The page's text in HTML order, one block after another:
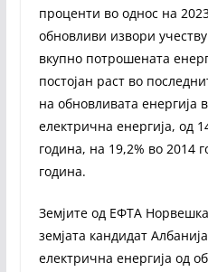
проценти во однос на
обновливи извори
вкупно потрошената
постојан раст во
на обновливата енергија
електрична енергија, од
година, на 19,2% во 2014
година.
Земјите од ЕФТА
земјата кандидат
електрична енергија од